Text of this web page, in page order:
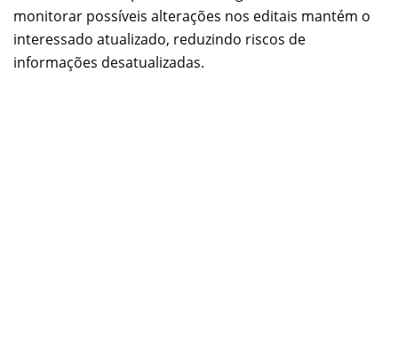
monitorar possíveis alterações nos editais mantém o
interessado atualizado, reduzindo riscos de
informações desatualizadas.